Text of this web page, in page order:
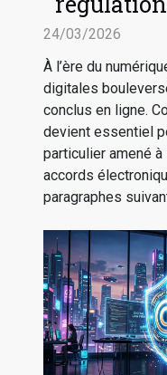
24/03/2026
À l’ère du
digitales
conclus en ligne.
devient essentiel
particulier amené
accords
paragraphes